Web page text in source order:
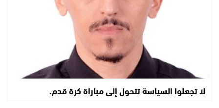
لا تجعلوا السياسة تتحول إلى مباراة كرة قدم.